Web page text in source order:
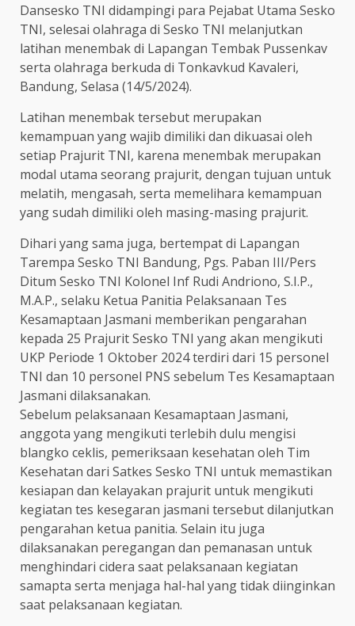
Dansesko TNI didampingi para Pejabat Utama Sesko
TNI, selesai olahraga di Sesko TNI melanjutkan
latihan menembak di Lapangan Tembak Pussenkav
serta olahraga berkuda di Tonkavkud Kavaleri,
Bandung, Selasa (14/5/2024).
Latihan menembak tersebut merupakan
kemampuan yang wajib dimiliki dan dikuasai oleh
setiap Prajurit TNI, karena menembak merupakan
modal utama seorang prajurit, dengan tujuan untuk
melatih, mengasah, serta memelihara kemampuan
yang sudah dimiliki oleh masing-masing prajurit.
Dihari yang sama juga, bertempat di Lapangan
Tarempa Sesko TNI Bandung, Pgs. Paban III/Pers
Ditum Sesko TNI Kolonel Inf Rudi Andriono, S.I.P.,
M.A.P., selaku Ketua Panitia Pelaksanaan Tes
Kesamaptaan Jasmani memberikan pengarahan
kepada 25 Prajurit Sesko TNI yang akan mengikuti
UKP Periode 1 Oktober 2024 terdiri dari 15 personel
TNI dan 10 personel PNS sebelum Tes Kesamaptaan
Jasmani dilaksanakan.
Sebelum pelaksanaan Kesamaptaan Jasmani,
anggota yang mengikuti terlebih dulu mengisi
blangko ceklis, pemeriksaan kesehatan oleh Tim
Kesehatan dari Satkes Sesko TNI untuk memastikan
kesiapan dan kelayakan prajurit untuk mengikuti
kegiatan tes kesegaran jasmani tersebut dilanjutkan
pengarahan ketua panitia. Selain itu juga
dilaksanakan peregangan dan pemanasan untuk
menghindari cidera saat pelaksanaan kegiatan
samapta serta menjaga hal-hal yang tidak diinginkan
saat pelaksanaan kegiatan.